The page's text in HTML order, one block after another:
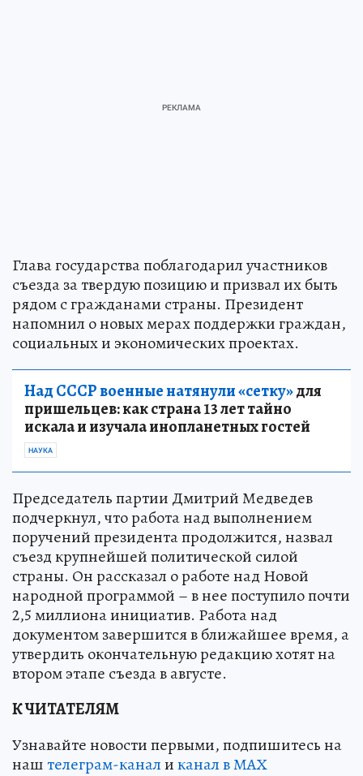
Глава государства поблагодарил участников
съезда за твердую позицию и призвал их быть
рядом с гражданами страны. Президент
напомнил о новых мерах поддержки граждан,
социальных и экономических проектах.
Над СССР военные натянули «сетку»для
пришельцев: как страна 13 лет тайно
искала и изучала инопланетных гостей
НАУКА
Председатель партии Дмитрий Медведев
подчеркнул, что работа над выполнением
поручений президента продолжится, назвал
съезд крупнейшей политической силой
страны. Он рассказал о работе над Новой
народной программой – в нее поступило почти
2,5 миллиона инициатив. Работа над
документом завершится в ближайшее время, а
утвердить окончательную редакцию хотят на
втором этапе съезда в августе.
К ЧИТАТЕЛЯМ
Узнавайте новости первыми, подпишитесь на
наштелеграм-каналиканал в МАХ